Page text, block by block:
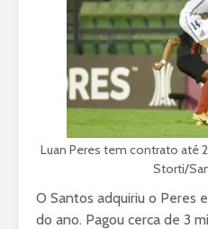
Luan Peres tem contrato até
Storti/
O Santos adquiriu o Peres
do ano. Pagou cerca de 3